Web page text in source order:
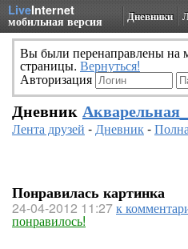
LiveInternet
мобильная версия Дневники
Вы были перенаправлены на
страницы. Вернуться!
Авторизация
Дневник
Лента друзей -Дневник-
Понравилась картинка
24-04-2012 11:27к
понравилось!